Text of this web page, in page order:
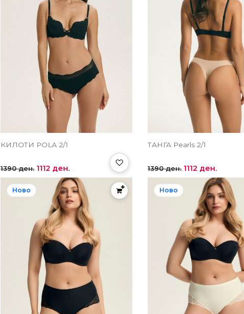
КИЛОТИ POLA 2/1
1390 ден. 1112 ден.
ТАНГА Pearls 2/1
1390 ден. 1112 ден.
Ново Ново